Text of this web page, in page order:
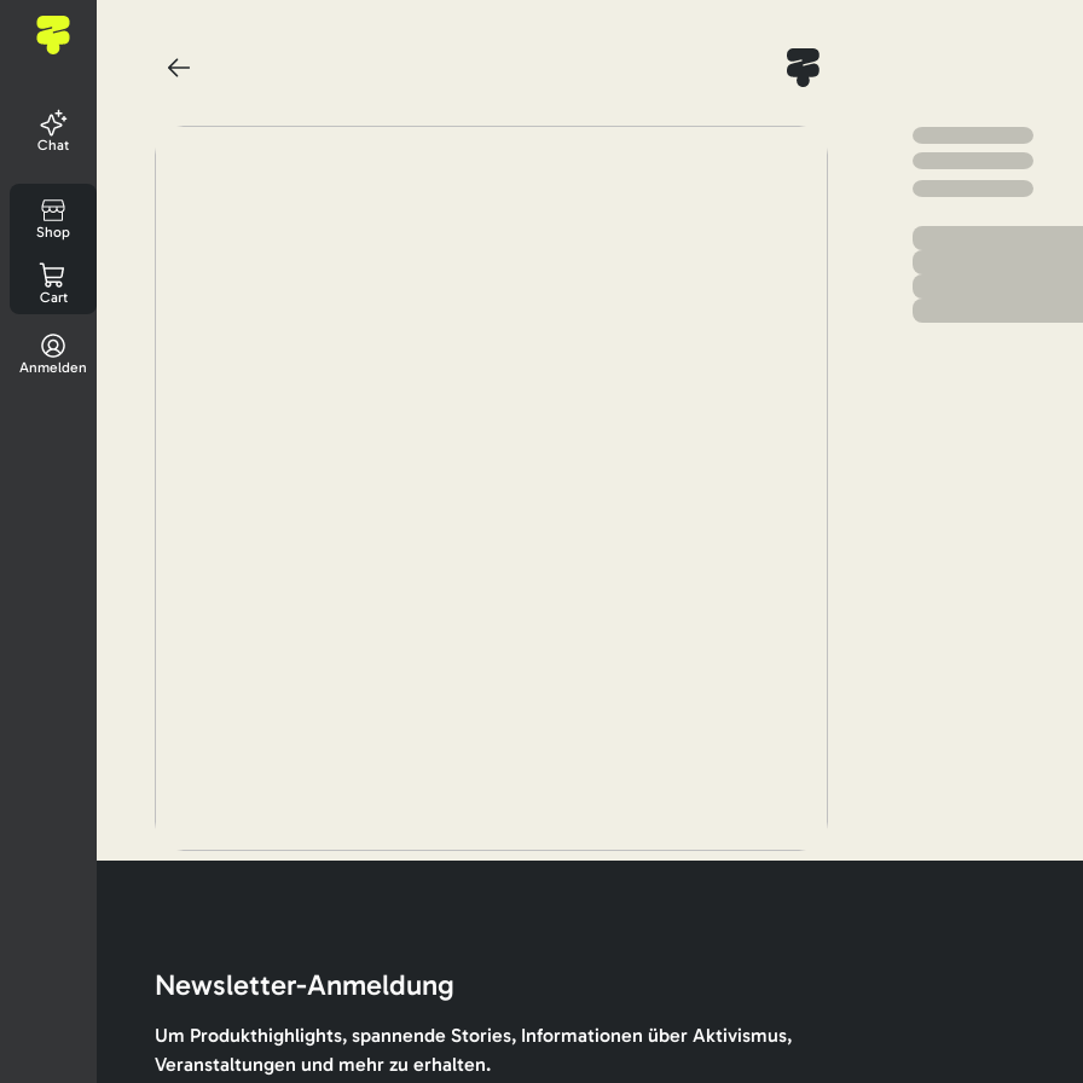
Chat
Shop
Cart
Anmelden
Newsletter-Anmeldung
Um Produkthighlights, spannende Stories, Informationen über Aktivismus,
Veranstaltungen und mehr zu erhalten.